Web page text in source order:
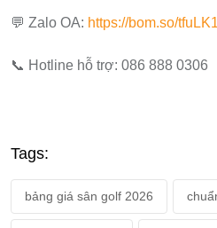
💬 Zalo OA: https://bom.so/
📞 Hotline hỗ trợ: 086 888 0306
Tags:
bảng giá sân golf 2026